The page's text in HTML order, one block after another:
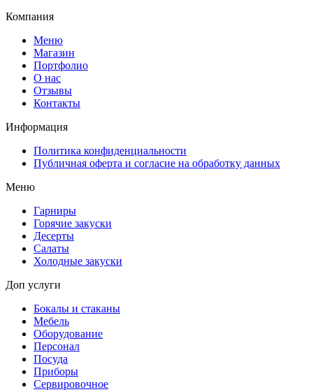
Компания
Меню
Магазин
Портфолио
О нас
Отзывы
Контакты
Информация
Политика конфиденциальности
Публичная оферта и согласие на обработку данных
Меню
Гарниры
Горячие закуски
Десерты
Салаты
Холодные закуски
Доп услуги
Бокалы и стаканы
Мебель
Оборудование
Персонал
Посуда
Приборы
Сервировочное